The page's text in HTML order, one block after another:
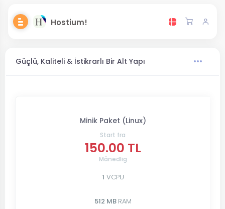
Hostium!
Güçlü, Kaliteli & İstikrarlı Bir Alt Yapı
Minik Paket (Linux)
Start fra
150.00 TL
Månedlig
1 VCPU
512 MB RAM